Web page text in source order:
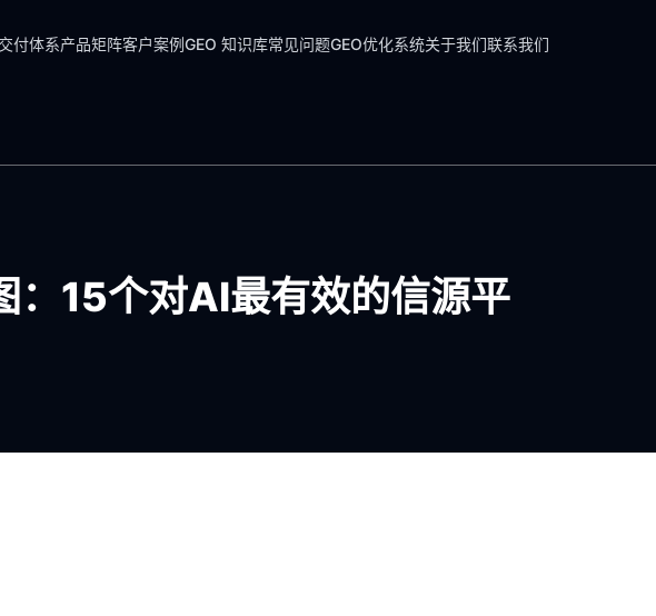
交付体系产品矩阵客户案例GEO 知识库常见问题GEO优化系统关于我们联系我们
：15个对AI最有效的信源平